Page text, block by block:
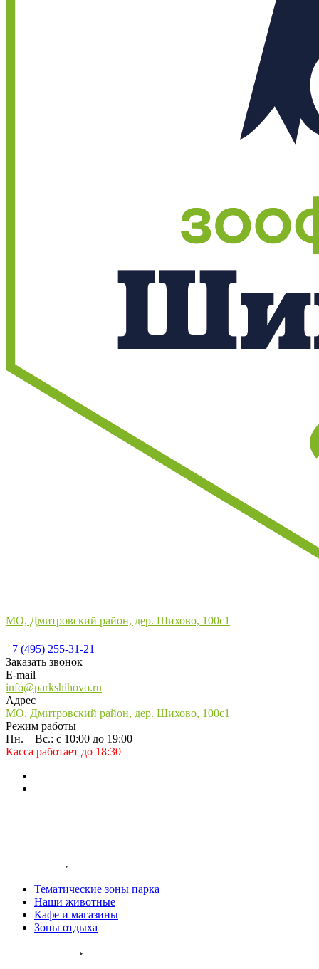
МО, Дмитровский район, дер. Шихово, 100с1
+7 (495) 255-31-21
Заказать звонок
E-mail
info@parkshihovo.ru
Адрес
МО, Дмитровский район, дер. Шихово, 100с1
Режим работы
Пн. – Вс.: с 10:00 до 19:00
Касса работает до 18:30
Тематические зоны парка
Наши животные
Кафе и магазины
Зоны отдыха